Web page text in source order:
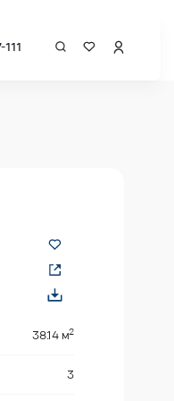
38.14 м2
3